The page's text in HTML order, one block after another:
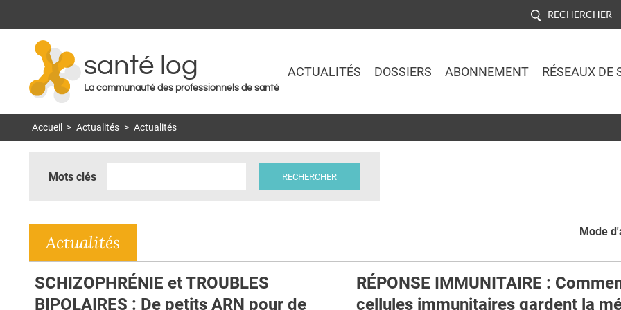
RECHERCHER
santé log
La communauté des professionnels de santé
ACTUALITÉS DOSSIERS ABONNEMENT RÉSEAUX DE
Accueil > Actualités > Actualités
Mots clés
Mode
Actualités
SCHIZOPHRÉNIE et TROUBLES
BIPOLAIRES : De petits ARN pour de
RÉPONSE IMMUNITAIRE :
cellules immunitaires gardent la